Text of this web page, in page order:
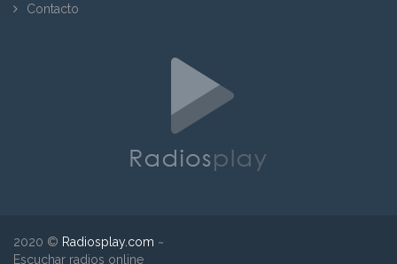
Contacto
2020 © Radiosplay.com ~
Escuchar radios online